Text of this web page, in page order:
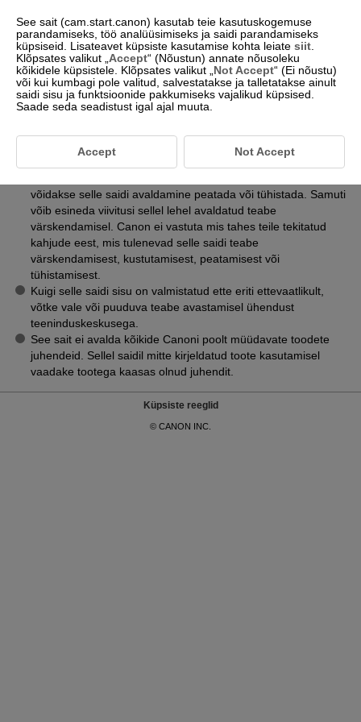
Veebisaidi teave
Sellel saidil avaldatud mis tahes teksti, foto või pildi tervenisti
võidakse selle saidi avaldamine peatada või tühistada. Samuti
võib esineda viivitusi sellel lehel avaldatud teabe
värskendamisel. Canon ei vastuta mis tahes teile tekitatud
kahjude eest, mis tulenevad selle saidi teabe
värskendamisest, kustutamisest, peatamisest või
tühistamisest.
Kuigi selle saidi sisu on valmistatud ette eriti ettevaatlikult,
võtke vale või puuduva teabe avastamisel ühendust
teeninduskeskusega.
See sait ei avalda kõikide Canoni poolt müüdavate toodete
juhendeid. Sellel saidil mitte kirjeldatud toote kasutamisel
vaadake tootega kaasas olnud juhendit.
Küpsiste reeglid
© CANON INC.
See sait (cam.start.canon) kasutab teie kasutuskogemuse
parandamiseks, töö analüüsimiseks ja saidi parandamiseks
küpsiseid. Lisateavet küpsiste kasutamise kohta leiate siit.
Klõpsates valikut „Accept“ (Nõustun) annate nõusoleku
kõikidele küpsistele. Klõpsates valikut „Not Accept“ (Ei nõustu)
või kui kumbagi pole valitud, salvestatakse ja talletatakse ainult
saidi sisu ja funktsioonide pakkumiseks vajalikud küpsised.
Saade seda seadistust igal ajal muuta.
Accept Not Accept